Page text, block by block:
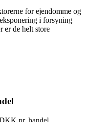
for ejendomme og
i forsyning
er de helt store
pr. handel